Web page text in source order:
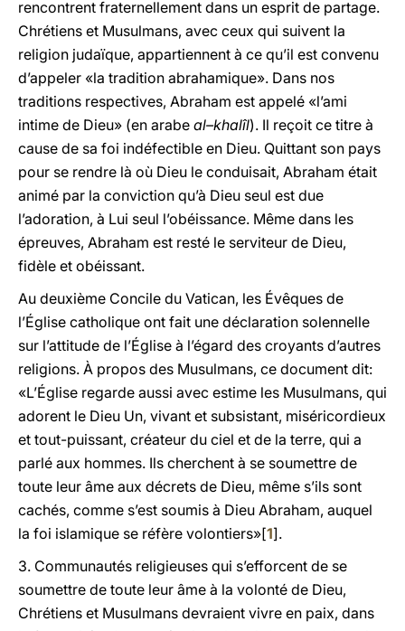
rencontrent fraternellement dans un esprit de partage.
Chrétiens et Musulmans, avec ceux qui suivent la
religion judaïque, appartiennent à ce qu’il est convenu
d’appeler «la tradition abrahamique». Dans nos
traditions respectives, Abraham est appelé «l’ami
intime de Dieu» (en arabe al–khalîl). Il reçoit ce titre à
cause de sa foi indéfectible en Dieu. Quittant son pays
pour se rendre là où Dieu le conduisait, Abraham était
animé par la conviction qu’à Dieu seul est due
l’adoration, à Lui seul l’obéissance. Même dans les
épreuves, Abraham est resté le serviteur de Dieu,
fidèle et obéissant.
Au deuxième Concile du Vatican, les Évêques de
l’Église catholique ont fait une déclaration solennelle
sur l’attitude de l’Église à l’égard des croyants d’autres
religions. À propos des Musulmans, ce document dit:
«L’Église regarde aussi avec estime les Musulmans, qui
adorent le Dieu Un, vivant et subsistant, miséricordieux
et tout-puissant, créateur du ciel et de la terre, qui a
parlé aux hommes. Ils cherchent à se soumettre de
toute leur âme aux décrets de Dieu, même s’ils sont
cachés, comme s’est soumis à Dieu Abraham, auquel
la foi islamique se réfère volontiers»[1].
3. Communautés religieuses qui s’efforcent de se
soumettre de toute leur âme à la volonté de Dieu,
Chrétiens et Musulmans devraient vivre en paix, dans